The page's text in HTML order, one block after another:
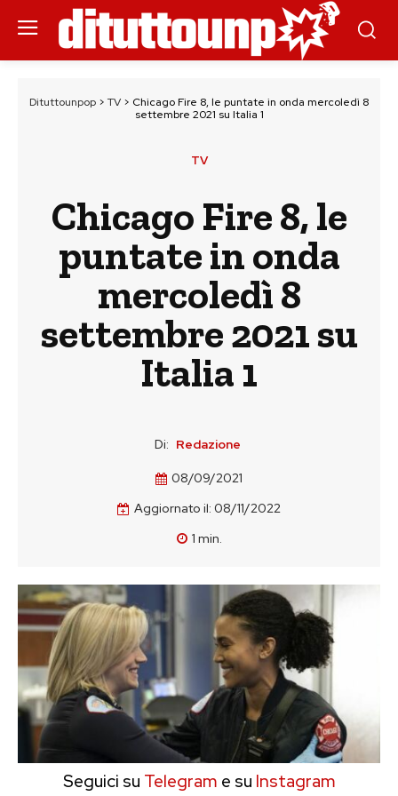
Dituttounpop > TV > Chicago Fire 8, le puntate in onda mercoledì 8
settembre 2021 su Italia 1
TV
Chicago Fire 8, le
puntate in onda
mercoledì 8
settembre 2021 su
Italia 1
Di: Redazione
08/09/2021
Aggiornato il: 08/11/2022
1 min.
Seguici su Telegram e su Instagram